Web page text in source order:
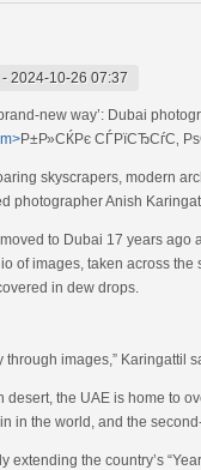
- 2024-10-26 07:37
new way’: Dubai
Р±Р»СЌРє СЃРїСЂСѓС‚
skyscrapers, modern
photographer Anish
to Dubai 17 years
of images, taken across
in dew drops.
through images,” Karingattil
desert, the UAE is home to
in the world, and the
extending the country’s